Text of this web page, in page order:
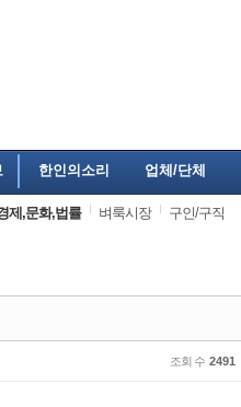
한인의소리 업체/단체
제,문화,법률 벼룩시장 구인/구직
조회 수 2491